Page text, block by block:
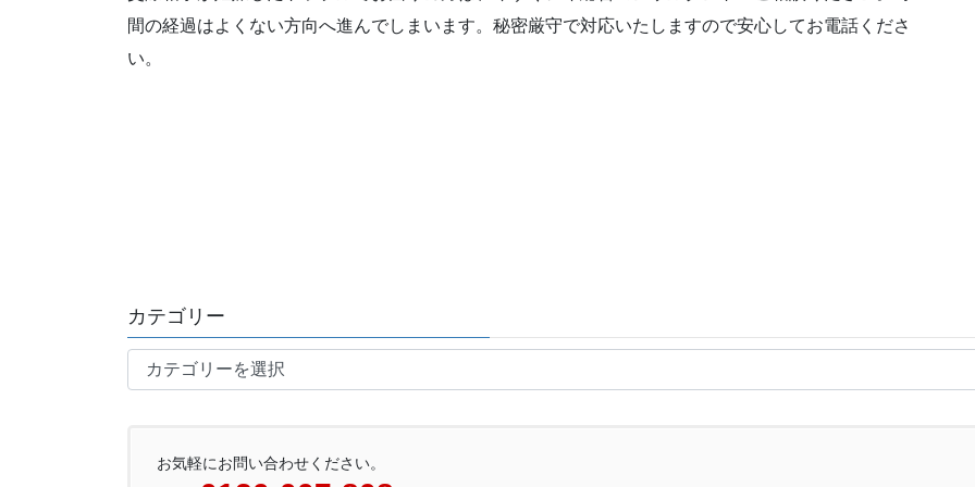
間の経過はよくない方向へ進んでしまいます。秘密厳守で対応いたしますので安心してお電話くださ
い。
カテゴリー
テ
お気軽にお問い合わせください。